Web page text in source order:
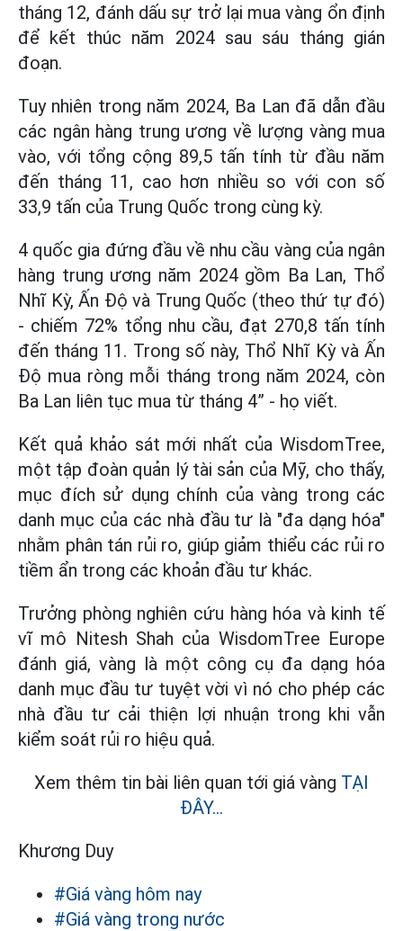
tháng 12, đánh dấu sự trở lại mua vàng ổn định
để kết thúc năm 2024 sau sáu tháng gián
đoạn.
Tuy nhiên trong năm 2024, Ba Lan đã dẫn đầu
các ngân hàng trung ương về lượng vàng mua
vào, với tổng cộng 89,5 tấn tính từ đầu năm
đến tháng 11, cao hơn nhiều so với con số
33,9 tấn của Trung Quốc trong cùng kỳ.
4 quốc gia đứng đầu về nhu cầu vàng của ngân
hàng trung ương năm 2024 gồm Ba Lan, Thổ
Nhĩ Kỳ, Ấn Độ và Trung Quốc (theo thứ tự đó)
- chiếm 72% tổng nhu cầu, đạt 270,8 tấn tính
đến tháng 11. Trong số này, Thổ Nhĩ Kỳ và Ấn
Độ mua ròng mỗi tháng trong năm 2024, còn
Ba Lan liên tục mua từ tháng 4” - họ viết.
Kết quả khảo sát mới nhất của WisdomTree,
một tập đoàn quản lý tài sản của Mỹ, cho thấy,
mục đích sử dụng chính của vàng trong các
danh mục của các nhà đầu tư là "đa dạng hóa"
nhằm phân tán rủi ro, giúp giảm thiểu các rủi ro
tiềm ẩn trong các khoản đầu tư khác.
Trưởng phòng nghiên cứu hàng hóa và kinh tế
vĩ mô Nitesh Shah của WisdomTree Europe
đánh giá, vàng là một công cụ đa dạng hóa
danh mục đầu tư tuyệt vời vì nó cho phép các
nhà đầu tư cải thiện lợi nhuận trong khi vẫn
kiểm soát rủi ro hiệu quả.
Xem thêm tin bài liên quan tới giá vàng TẠI
ĐÂY...
Khương Duy
#Giá vàng hôm nay
#Giá vàng trong nước